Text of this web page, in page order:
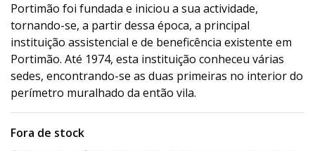
Portimão foi fundada e iniciou a sua actividade,
tornando-se, a partir dessa época, a principal
instituição assistencial e de beneficência existente em
Portimão. Até 1974, esta instituição conheceu várias
sedes, encontrando-se as duas primeiras no interior do
perímetro muralhado da então vila.
Fora de stock